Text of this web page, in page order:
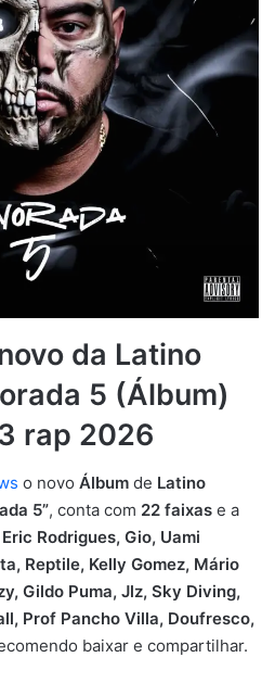
da Latino
5 (Álbum)
rap 2026
o novo Álbum de Latino
5”, conta com 22 faixas e a
Rodrigues, Gio, Uami
Reptile, Kelly Gomez, Mário
Gildo Puma, Jlz, Sky Diving,
Prof Pancho Villa, Doufresco,
baixar e compartilhar.